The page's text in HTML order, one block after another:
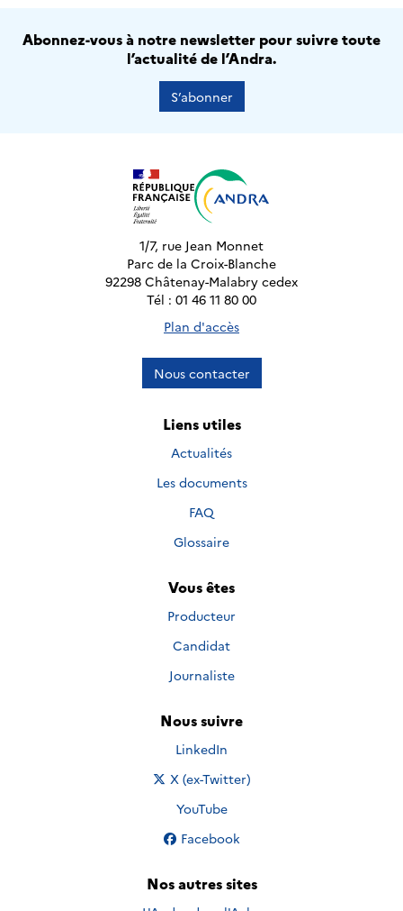
Abonnez-vous à notre newsletter pour suivre toute
l’actualité de l’Andra.
S’abonner
1/7, rue Jean Monnet
Parc de la Croix-Blanche
92298 Châtenay-Malabry cedex
Tél : 01 46 11 80 00
Plan d'accès
Nous contacter
Liens utiles
Actualités
Les documents
FAQ
Glossaire
Vous êtes
Producteur
Candidat
Journaliste
Nous suivre
Nous suivre sur
LinkedIn
Nous suivre sur
X (ex-Twitter)
Nous suivre sur
YouTube
Nous suivre sur
Facebook
Nos autres sites